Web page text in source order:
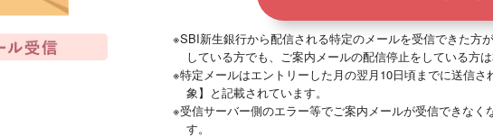
※SBI新生銀行から配信される特定のメールを受信できた方
している方でも、ご案内メールの配信停止をしている方
※特定メールはエントリーした月の翌月10日頃までに送信
象】と記載されています。
※受信サーバー側のエラー等でご案内メールが受信できなく
す。